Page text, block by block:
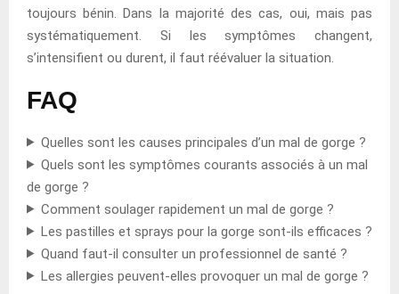
toujours bénin. Dans la majorité des cas, oui, mais pas
systématiquement. Si les symptômes changent,
s’intensifient ou durent, il faut réévaluer la situation.
FAQ
Quelles sont les causes principales d’un mal de gorge ?
Quels sont les symptômes courants associés à un mal
de gorge ?
Comment soulager rapidement un mal de gorge ?
Les pastilles et sprays pour la gorge sont-ils efficaces ?
Quand faut-il consulter un professionnel de santé ?
Les allergies peuvent-elles provoquer un mal de gorge ?